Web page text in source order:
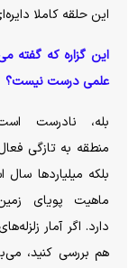
این حلقه کاملا
این گزاره که گفته
علمی درست نیست؟
بله، نادرست
منطقه به تازگی
بلکه میلیاردها
ماهیت پویای
دارد. اگر آمار
هم بررسی کنید،